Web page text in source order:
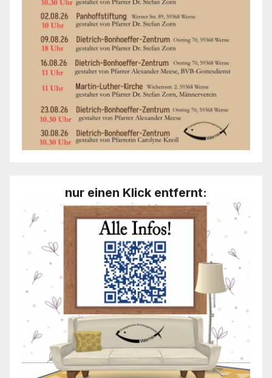
nur einen Klick entfernt: